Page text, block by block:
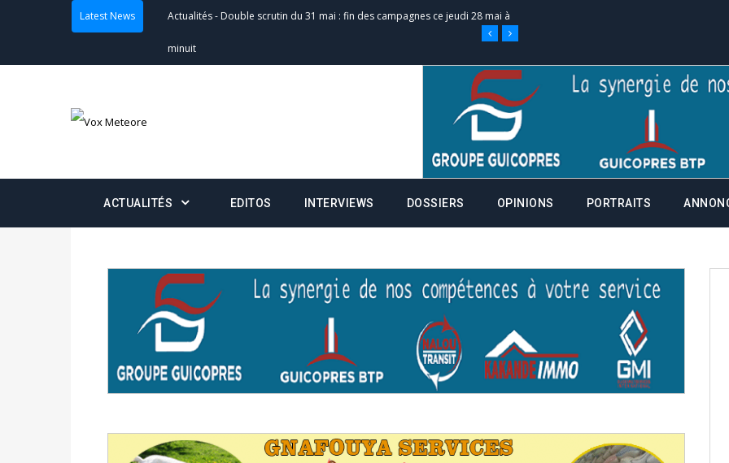
Latest News Actualités- Double scrutin du 31 mai : fin des campagnes ce jeudi 28 mai à
minuit
Communiqué relatif à la délivrance de la fiche de procuration
Convocation des membres des Commissions Administratives de
Centralisation des Votes (CACV) à une prestation de serment et à une
formation
Politique Candidats : désignez vos représentants aux CACV (centralisation
Politique Double scrutin du 31 mai : retrait des cartes d’électeurs possible
du 16 au 31 mai 2026
Politique Délégués de bureaux de vote : vos informations à transmettre
avant le 16 mai 2026 à 16h
statistiques des législatives et communales : ce 4 juin à 18h
ACTUALITÉS EDITOS INTERVIEWS DOSSIERS OPINIONS PORTRAITS